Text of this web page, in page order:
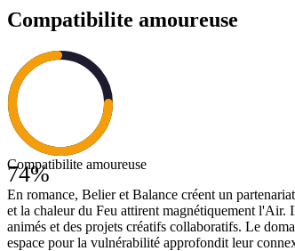
Compatibilite amoureuse
74%
Compatibilite amoureuse
En romance, Belier et Balance créent un
et la chaleur du Feu attirent magnétiquement l'Air.
animés et des projets créatifs collaboratifs. Le
espace pour la vulnérabilité approfondit leur